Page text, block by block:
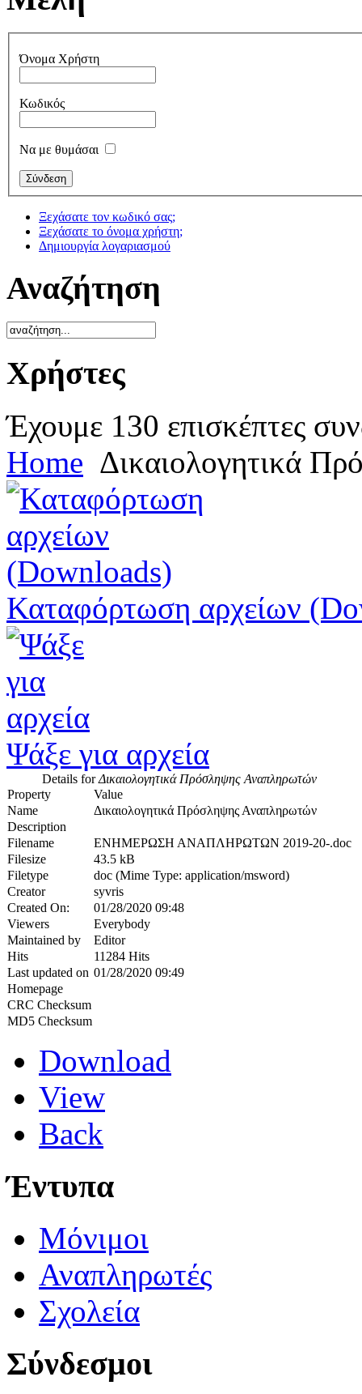
Όνομα Χρήστη
Κωδικός
Να με θυμάσαι
Ξεχάσατε τον κωδικό σας;
Ξεχάσατε το όνομα χρήστη;
Δημιουργία λογαριασμού
Αναζήτηση
Χρήστες
Έχουμε 130 επισκέπτες
Home Δικαιολογητικά
Καταφόρτωση αρχείων
Ψάξε για αρχεία
Details forΔικαιολογητικά Πρόσληψης Αναπληρωτών
Property
Value
Name
Δικαιολογητικά Πρόσληψης Αναπληρωτών
Description
Filename
ΕΝΗΜΕΡΩΣΗ ΑΝΑΠΛΗΡΩΤΩΝ 2019-20-.doc
Filesize
43.5 kB
Filetype
doc (Mime Type: application/msword)
Creator
syvris
Created On:
01/28/2020 09:48
Viewers
Everybody
Maintained by
Editor
Hits
11284 Hits
Last updated on 01/28/2020 09:49
Homepage
CRC Checksum
MD5 Checksum
Download
View
Back
Έντυπα
Μόνιμοι
Αναπληρωτές
Σχολεία
Σύνδεσμοι